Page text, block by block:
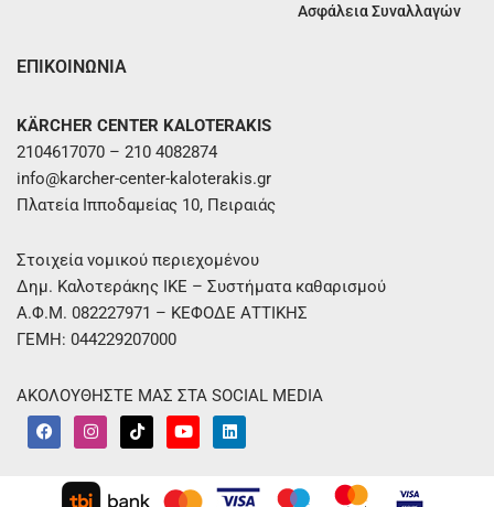
Ασφάλεια Συναλλαγών
ΕΠΙΚΟΙΝΩΝΙΑ
KÄRCHER CENTER KALOTERAKIS
2104617070 – 210 4082874
info@karcher-center-kaloterakis.gr
Πλατεία Ιπποδαμείας 10, Πειραιάς
Στοιχεία νομικού περιεχομένου
Δημ. Καλοτεράκης ΙΚΕ – Συστήματα καθαρισμού
Α.Φ.Μ. 082227971 – ΚΕΦΟΔΕ ΑΤΤΙΚΗΣ
ΓΕΜΗ: 044229207000
ΑΚΟΛΟΥΘΗΣΤΕ ΜΑΣ ΣΤΑ SOCIAL MEDIA
F
a
c
I
n
s
a
T
i
k
Y
o
u
u
L
i
n
e